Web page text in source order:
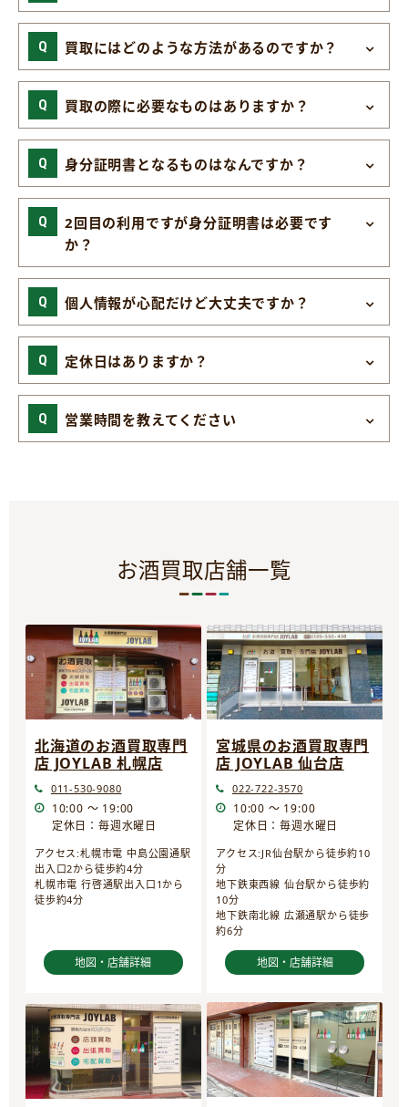
買取にはどのような方法があるのですか？
買取の際に必要なものはありますか？
身分証明書となるものはなんですか？
2回目の利用ですが身分証明書は必要です
か？
個人情報が心配だけど大丈夫ですか？
定休日はありますか？
営業時間を教えてください
お酒買取店舗一覧
北海道のお酒買取専門
店 JOYLAB 札幌店
011-530-9080
10:00 ～ 19:00
定休日：毎週水曜日
アクセス:札幌市電 中島公園通駅
出入口2から徒歩約4分
札幌市電 行啓通駅出入口1から
徒歩約4分
地図・店舗詳細
宮城県のお酒買取専門
店 JOYLAB 仙台店
022-722-3570
10:00 ～ 19:00
定休日：毎週水曜日
アクセス:JR仙台駅から徒歩約10
分
地下鉄東西線 仙台駅から徒歩約
10分
地下鉄南北線 広瀬通駅から徒歩
約6分
地図・店舗詳細